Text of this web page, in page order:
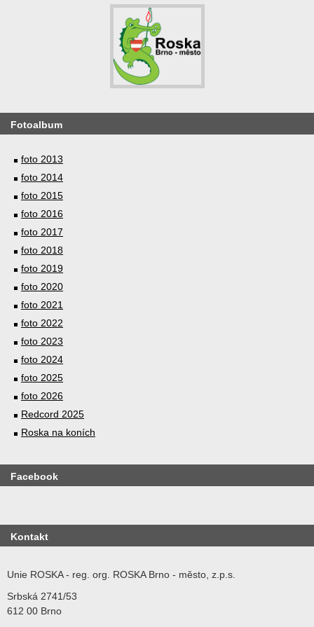
Fotoalbum
foto 2013
foto 2014
foto 2015
foto 2016
foto 2017
foto 2018
foto 2019
foto 2020
foto 2021
foto 2022
foto 2023
foto 2024
foto 2025
foto 2026
Redcord 2025
Roska na koních
Facebook
Kontakt
Unie ROSKA - reg. org. ROSKA Brno - město, z.p.s.
Srbská 2741/53
612 00 Brno